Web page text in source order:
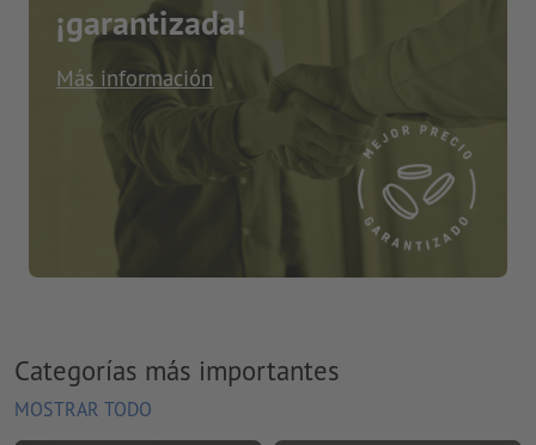
¡garantizada!
Más información
Categorías más importantes
MOSTRAR TODO